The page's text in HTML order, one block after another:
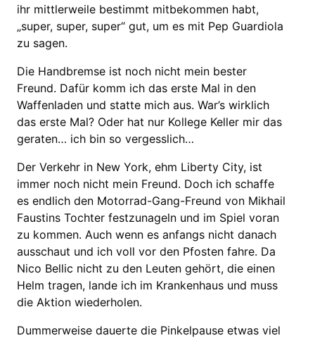
ihr mittlerweile bestimmt mitbekommen habt,
„super, super, super“ gut, um es mit Pep Guardiola
zu sagen.
Die Handbremse ist noch nicht mein bester
Freund. Dafür komm ich das erste Mal in den
Waffenladen und statte mich aus. War’s wirklich
das erste Mal? Oder hat nur Kollege Keller mir das
geraten… ich bin so vergesslich…
Der Verkehr in New York, ehm Liberty City, ist
immer noch nicht mein Freund. Doch ich schaffe
es endlich den Motorrad-Gang-Freund von Mikhail
Faustins Tochter festzunageln und im Spiel voran
zu kommen. Auch wenn es anfangs nicht danach
ausschaut und ich voll vor den Pfosten fahre. Da
Nico Bellic nicht zu den Leuten gehört, die einen
Helm tragen, lande ich im Krankenhaus und muss
die Aktion wiederholen.
Dummerweise dauerte die Pinkelpause etwas viel